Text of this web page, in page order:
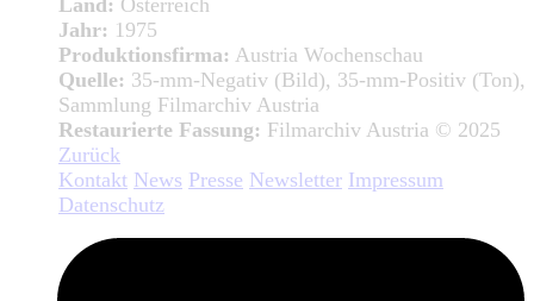
Jahr: 1975
Produktionsfirma: Austria Wochenschau
Quelle: 35-mm-Negativ (Bild), 35-mm-Positiv (Ton),
Sammlung Filmarchiv Austria
Restaurierte Fassung: Filmarchiv Austria © 2025
Zurück
Kontakt News Presse Newsletter Impressum
Datenschutz